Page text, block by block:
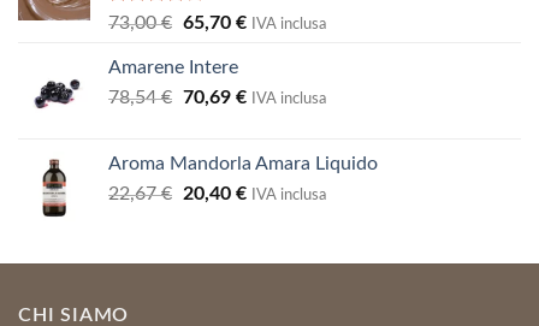
Valutato
5
73,00€ Il
originale
era:
65,70 €Il
è:
IVA inclusa
Amarene Intere
78,54€ Il
era:
78,54 €.
70,69 €Il
è:
70,69 €.
IVA inclusa
Aroma Mandorla Amara Liquido
22,67€
Il
era:
20,40 €Il
è:
IVA inclusa
CHI SIAMO